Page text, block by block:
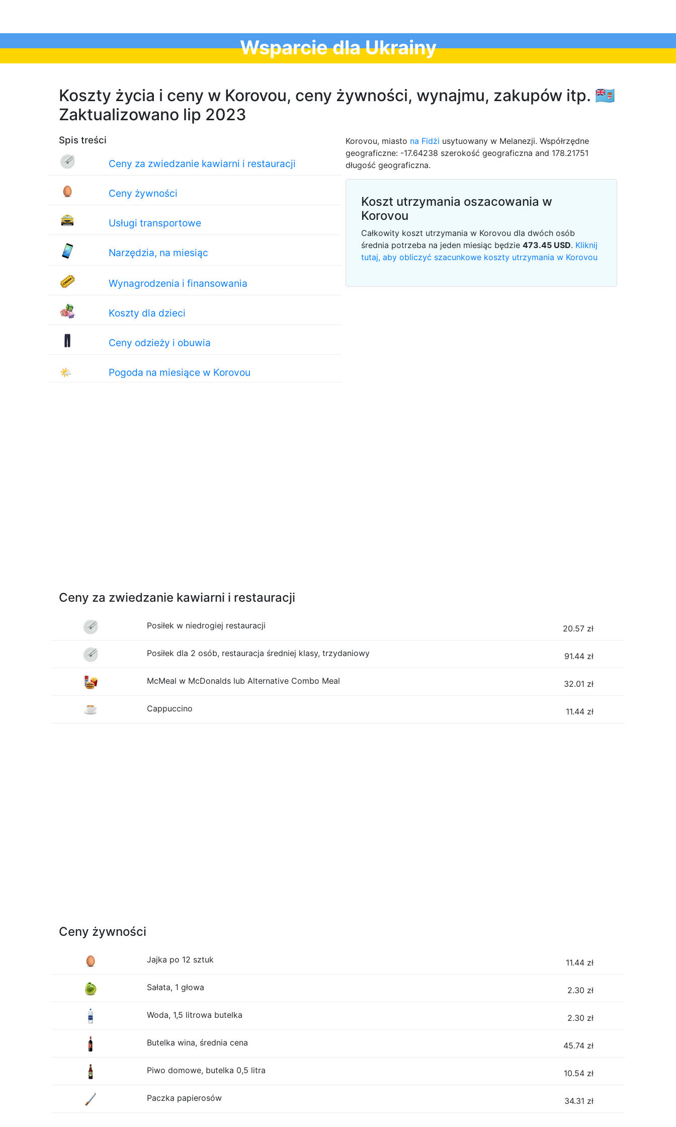
Wsparcie dla Ukrainy
Koszty życia i ceny w Korovou, ceny żywności, wynajmu, zakupów itp. 🇫🇯
Zaktualizowano lip 2023
Spis treści
Ceny za zwiedzanie kawiarni i restauracji
Ceny żywności
Usługi transportowe
Narzędzia, na miesiąc
Wynagrodzenia i finansowania
Koszty dla dzieci
Ceny odzieży i obuwia
🌤 Pogoda na miesiące w Korovou
Korovou, miasto na Fidżi usytuowany w Melanezji. Współrzędne
geograficzne: -17.64238 szerokość geograficzna and 178.21751
długość geograficzna.
Koszt utrzymania oszacowania w
Korovou
Całkowity koszt utrzymania w Korovou dla dwóch osób
średnia potrzeba na jeden miesiąc będzie 473.45 USD. Kliknij
tutaj, aby obliczyć szacunkowe koszty utrzymania w Korovou
Ceny za zwiedzanie kawiarni i restauracji
Posiłek w niedrogiej restauracji 20.57 zł
Posiłek dla 2 osób, restauracja średniej klasy, trzydaniowy 91.44 zł
McMeal w McDonalds lub Alternative Combo Meal 32.01 zł
Cappuccino 11.44 zł
Ceny żywności
Jajka po 12 sztuk 11.44 zł
Sałata, 1 głowa 2.30 zł
Woda, 1,5 litrowa butelka 2.30 zł
Butelka wina, średnia cena 45.74 zł
Piwo domowe, butelka 0,5 litra 10.54 zł
Paczka papierosów 34.31 zł